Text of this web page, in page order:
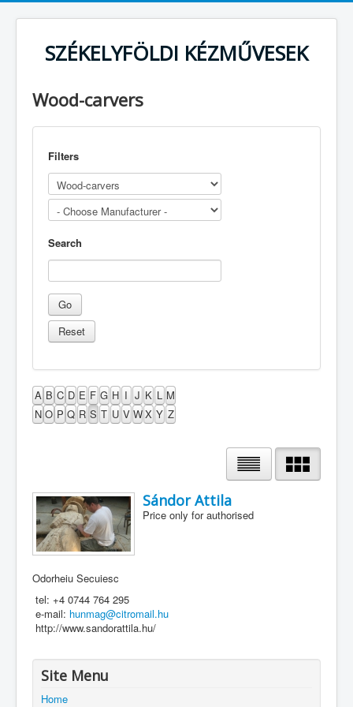
SZÉKELYFÖLDI KÉZMŰVESEK
Wood-carvers
Filters
Search
A B C D E F G H I J K L M
N O P Q R S T U V WX Y Z
Sándor Attila
Price only for authorised
Odorheiu Secuiesc
tel: +4 0744 764 295
e-mail: hunmag@citromail.hu
http://www.sandorattila.hu/
Site Menu
Home